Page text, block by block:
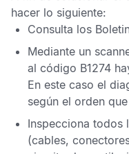
hacer lo siguiente:
Consulta los
Mediante un
al código B1274
En este caso el
según el orden
Inspecciona todos
(cables,